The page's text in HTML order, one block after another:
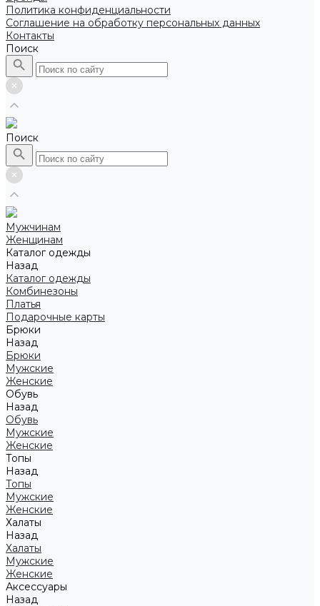
Политика конфиденциальности
Соглашение на обработку персональных данных
Контакты
Поиск
Поиск
Мужчинам
Женщинам
Каталог одежды
Назад
Каталог одежды
Комбинезоны
Платья
Подарочные карты
Брюки
Назад
Брюки
Мужские
Женские
Обувь
Назад
Обувь
Мужские
Женские
Топы
Назад
Топы
Мужские
Женские
Халаты
Назад
Халаты
Мужские
Женские
Аксессуары
Назад